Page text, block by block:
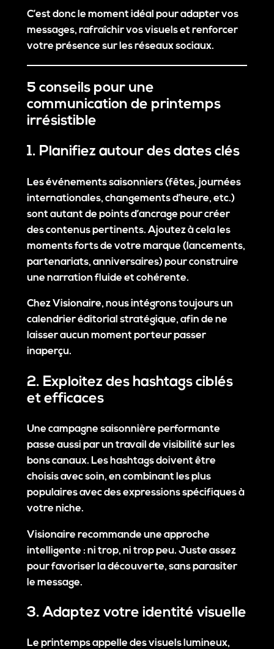
C’est donc le moment idéal pour adapter vos
messages, rafraîchir vos visuels et renforcer
votre présence sur les réseaux sociaux.
5 conseils pour une
communication de printemps
irrésistible
1. Planifiez autour des dates clés
Les événements saisonniers (fêtes, journées
internationales, changements d’heure, etc.)
sont autant de points d’ancrage pour créer
des contenus pertinents. Ajoutez à cela les
moments forts de votre marque (lancements,
partenariats, anniversaires) pour construire
une narration fluide et cohérente.
Chez Visionaire, nous intégrons toujours un
calendrier éditorial stratégique, afin de ne
laisser aucun moment porteur passer
inaperçu.
2. Exploitez des hashtags ciblés
et efficaces
Une campagne saisonnière performante
passe aussi par un travail de visibilité sur les
bons canaux. Les hashtags doivent être
choisis avec soin, en combinant les plus
populaires avec des expressions spécifiques à
votre niche.
Visionaire recommande une approche
intelligente : ni trop, ni trop peu. Juste assez
pour favoriser la découverte, sans parasiter
le message.
3. Adaptez votre identité visuelle
Le printemps appelle des visuels lumineux,